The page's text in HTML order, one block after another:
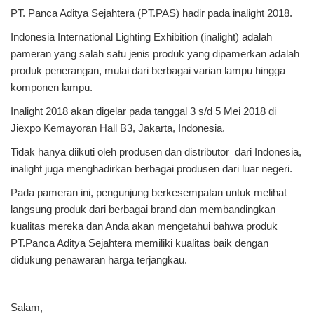
PT. Panca Aditya Sejahtera (PT.PAS) hadir pada inalight 2018.
Indonesia International Lighting Exhibition (inalight) adalah
pameran yang salah satu jenis produk yang dipamerkan adalah
produk penerangan, mulai dari berbagai varian lampu hingga
komponen lampu.
Inalight 2018 akan digelar pada tanggal 3 s/d 5 Mei 2018 di
Jiexpo Kemayoran Hall B3, Jakarta, Indonesia.
Tidak hanya diikuti oleh produsen dan distributor dari Indonesia,
inalight juga menghadirkan berbagai produsen dari luar negeri.
Pada pameran ini, pengunjung berkesempatan untuk melihat
langsung produk dari berbagai brand dan membandingkan
kualitas mereka dan Anda akan mengetahui bahwa produk
PT.Panca Aditya Sejahtera memiliki kualitas baik dengan
didukung penawaran harga terjangkau.
Salam,